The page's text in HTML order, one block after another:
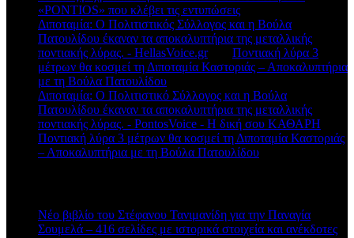
«PONTIOS» που κλέβει τις εντυπώσεις
Διποταμία: Ο Πολιτιστικός Σύλλογος και η Βούλα
Πατουλίδου έκαναν τα αποκαλυπτήρια της μεταλλικής
ποντιακής λύρας. - HellasVoice.grστο Ποντιακή λύρα 3
μέτρων θα κοσμεί τη Διποταμία Καστοριάς – Αποκαλυπτήρια
με τη Βούλα Πατουλίδου
Διποταμία: Ο Πολιτιστικό Σύλλογος και η Βούλα
Πατουλίδου έκαναν τα αποκαλυπτήρια της μεταλλικής
ποντιακής λύρας. - PontosVoice - H δική σου ΚΑΘΑΡΗ
Ποντιακή λύρα 3 μέτρων θα κοσμεί τη Διποταμία Καστοριάς
– Αποκαλυπτήρια με τη Βούλα Πατουλίδου
Νέο βιβλίο του Στέφανου Τανιμανίδη για την Παναγία
Σουμελά – 416 σελίδες με ιστορικά στοιχεία και ανέκδοτες